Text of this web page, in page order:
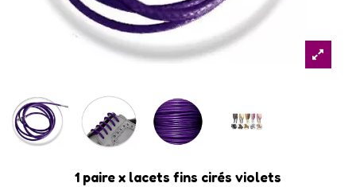
1 paire x lacets fins cirés violets